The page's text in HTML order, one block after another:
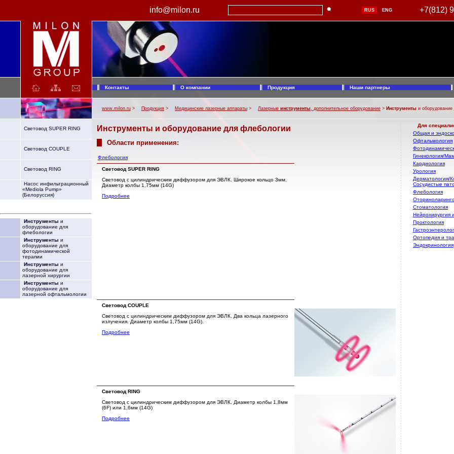
info@milon.ru RUS ENG +7(812)
Контакты О компании Продукция Наши партнеры
www.milon.ru > Продукция > Медицинские лазерные аппараты > Лазерные инструменты, дополнительное оборудование > Инструменты и оборудование
Световод SUPER RING
Световод COUPLE
Световод RING
Насос инфильтрационный
«Mediola Pump»
(Белоруссия)
Инструменты и
оборудование для
флебологии
Инструменты и
оборудование для
фотодинамической
терапии
Инструменты и
оборудование для
лазерной хирургии
Инструменты и
оборудование для
лазерной офтальмологии
Инструменты и оборудование для флебологии
Области применения:
Флебология
Световод SUPER RING
Световод с цилиндрическим диффузором для ЭВЛК. Широкое кольцо 3мм.
Диаметр колбы 1,75мм (14G)
Подробнее
Световод COUPLE
Световод с цилиндрическим диффузором для ЭВЛК. Два кольца лазерного
излучения. Диаметр колбы 1,75мм (14G).
Подробнее
Световод RING
Световод с цилиндрическим диффузором для ЭВЛК. Диаметр колбы 1,8мм
(6F) или 1,6мм (14G)
Подробнее
Для
Общая и
Офтальмология
Гинекология/
Кардиология
Урология
Дерматология/
Сосудистые
Флебология
Стоматология
Нейрохирургия
Проктология
Ортопедия и
Эндокринология